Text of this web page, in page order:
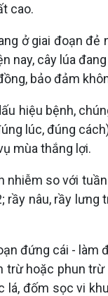
cao.
ở giai đoạn đẻ
nay, cây lúa
bảo đảm
hiệu bệnh,
lúc, đúng
mùa thắng lợi.
so với
nâu, rầy lưng
đứng cái - làm
hoặc phun
lá, đốm sọc vi